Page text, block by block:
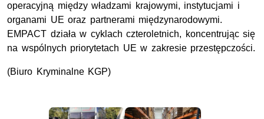
operacyjną między władzami krajowymi, instytucjami i
organami UE oraz partnerami międzynarodowymi.
EMPACT działa w cyklach czteroletnich, koncentrując się
na wspólnych priorytetach UE w zakresie przestępczości.
(Biuro Kryminalne KGP)